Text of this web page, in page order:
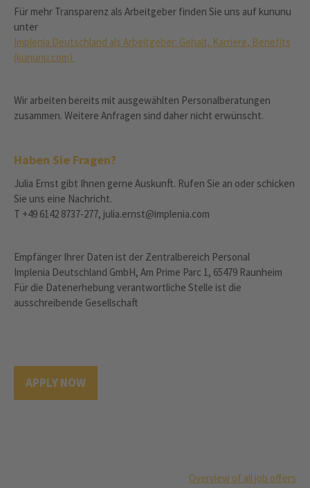
Für mehr Transparenz als Arbeitgeber finden Sie uns auf kununu
unter
Implenia Deutschland als Arbeitgeber: Gehalt, Karriere, Benefits
(kununu.com)
Wir arbeiten bereits mit ausgewählten Personalberatungen
zusammen. Weitere Anfragen sind daher nicht erwünscht.
Haben Sie Fragen?
Julia Ernst gibt Ihnen gerne Auskunft. Rufen Sie an oder schicken
Sie uns eine Nachricht.
T +49 6142 8737-277, julia.ernst@implenia.com
Empfänger Ihrer Daten ist der Zentralbereich Personal
Implenia Deutschland GmbH, Am Prime Parc 1, 65479 Raunheim
Für die Datenerhebung verantwortliche Stelle ist die
ausschreibende Gesellschaft
APPLY NOW
Overview of all job offers